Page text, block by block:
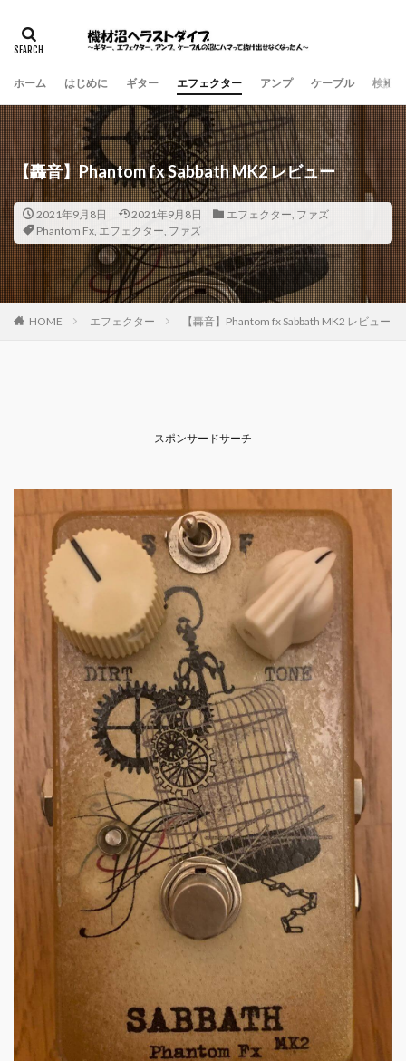
ホーム はじめに ギター エフェクター アンプ ケーブル 検証
【轟音】Phantom fx Sabbath MK2 レビュー
2021年9月8日 2021年9月8日 エフェクター, ファズ
Phantom Fx, エフェクター, ファズ
HOME エフェクター 【轟音】Phantom fx Sabbath MK2 レビュー
スポンサードサーチ